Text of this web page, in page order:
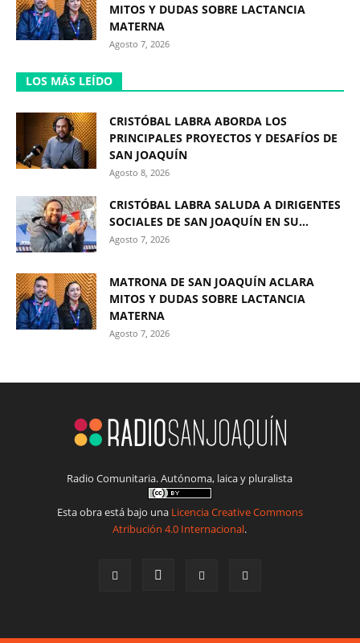
MITOS Y DUDAS SOBRE LACTANCIA
MATERNA
Agosto 7, 2026
LOS MÁS LEÍDO
CRISTÓBAL LABRA ABORDA LOS
PRINCIPALES PROYECTOS Y DESAFÍOS DE
SAN JOAQUÍN
Agosto 8, 2026
CRISTÓBAL LABRA SALUDA A DIRIGENTES
SOCIALES DE SAN JOAQUÍN EN SU...
Agosto 7, 2026
MATRONA DE SAN JOAQUÍN ACLARA
MITOS Y DUDAS SOBRE LACTANCIA
MATERNA
Agosto 7, 2026
Radio Comunitaria. Autónoma, laica y pluralista
Esta obra está bajo una Licencia Creative Commons
Atribución 4.0 Internacional.